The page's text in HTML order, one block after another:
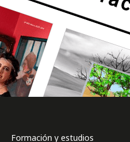
Formación y estudios